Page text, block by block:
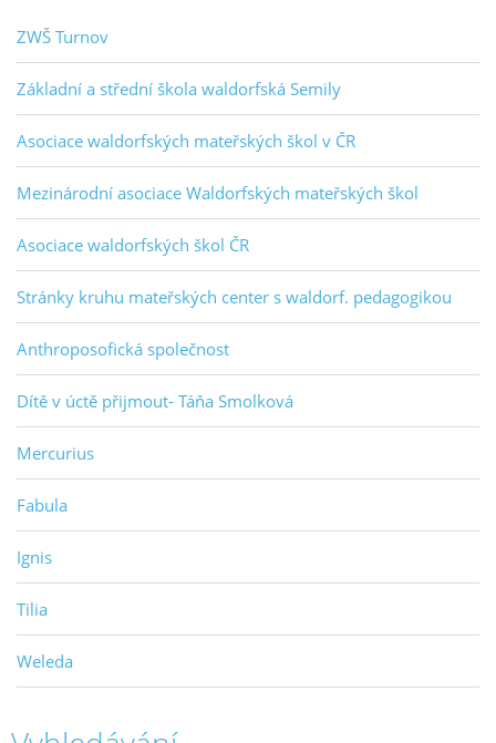
ZWŠ Turnov
Základní a střední škola waldorfská Semily
Asociace waldorfských mateřských škol v ČR
Mezinárodní asociace Waldorfských mateřských škol
Asociace waldorfských škol ČR
Stránky kruhu mateřských center s waldorf. pedagogikou
Anthroposofická společnost
Dítě v úctě přijmout- Táňa Smolková
Mercurius
Fabula
Ignis
Tilia
Weleda